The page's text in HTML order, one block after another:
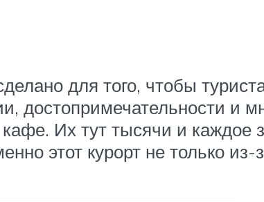
для того, чтобы
достопримечательности и
Их тут тысячи и каждое
этот курорт не только